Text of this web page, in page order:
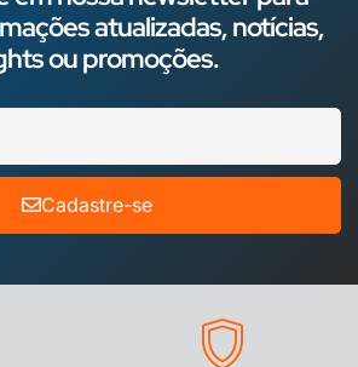
atualizadas, notícias,
ou promoções.
Cadastre-se